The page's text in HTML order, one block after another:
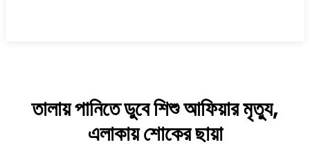
তালায় পানিতে ডুবে শিশু আফিয়ার মৃত্যু,
এলাকায় শোকের ছায়া